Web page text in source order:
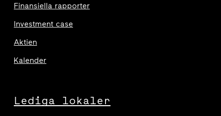
Finansiella rapporter
Investment case
Aktien
Kalender
Lediga lokaler